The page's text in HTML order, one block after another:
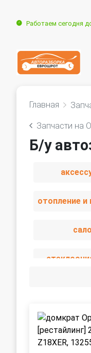
Работаем сегодня
Главная
Запчасти на
Б/у